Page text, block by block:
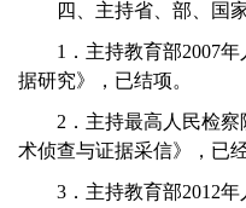
四、主持省、部、国
1．主持教育部2007
据研究》，已结项。
2．主持最高人民检
术侦查与证据采信》，已经
3．主持教育部2012